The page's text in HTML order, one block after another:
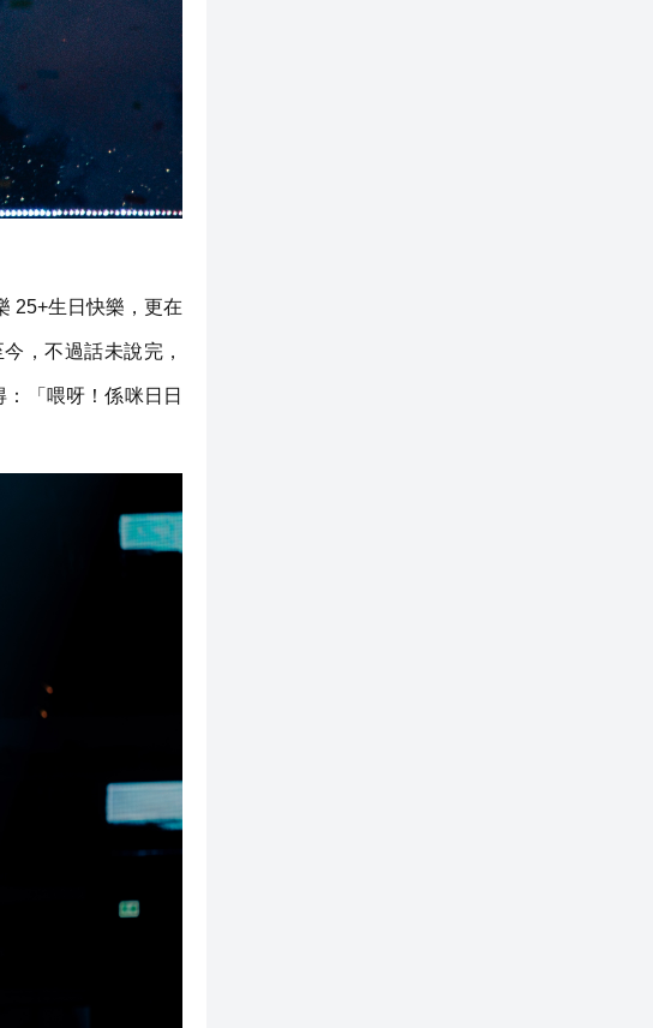
25+生日快樂，更在
，不過話未說完，
「喂呀！係咪日日